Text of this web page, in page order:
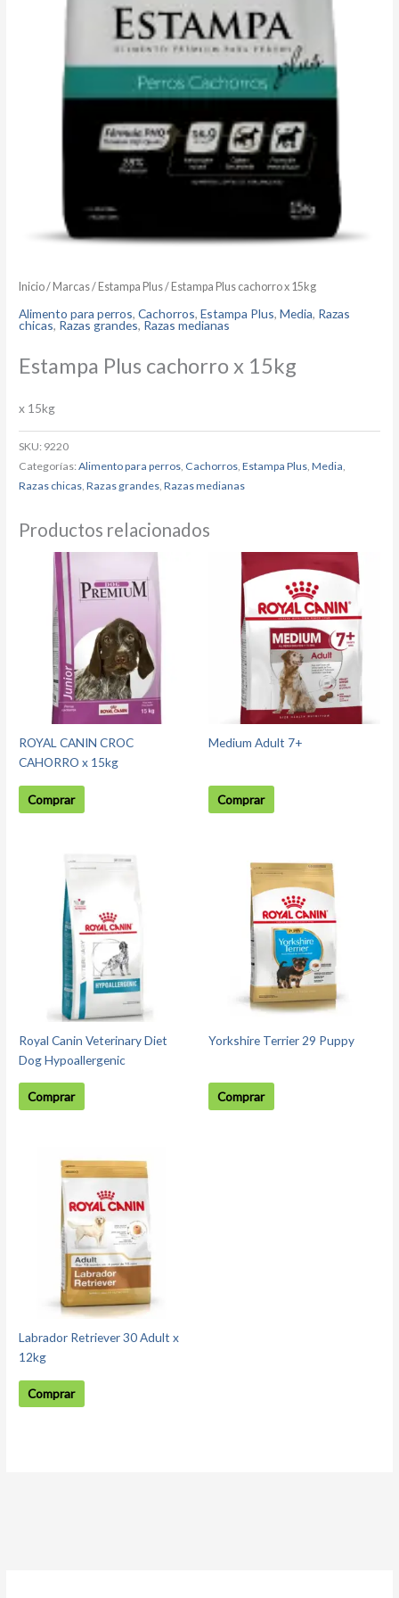
Inicio/ Marcas/ Estampa Plus/ Estampa Plus cachorro x 15kg
Alimento para perros,Cachorros,Estampa Plus,Media, Razas
chicas, Razas grandes, Razas medianas
Estampa Plus cachorro x 15kg
x 15kg
SKU: 9220
Categorías:Alimento para perros Cachorros ,Estampa Plus ,Media
Razas chicas ,Razas grandes ,Razas medianas
Productos relacionados
ROYAL CANIN CROC
CAHORRO x 15kg
Comprar
Medium Adult 7+
Comprar
Royal Canin Veterinary Diet
Dog Hypoallergenic
Comprar
Yorkshire Terrier 29 Puppy
Comprar
Labrador Retriever 30 Adult x
12kg
Comprar